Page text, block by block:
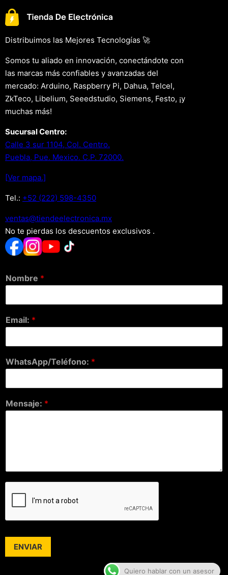
Distribuimos las Mejores Tecnologías 🚀
Somos tu aliado en innovación, conectándote con
las marcas más confiables y avanzadas del
mercado: Arduino, Raspberry Pi, Dahua, Telcel,
ZkTeco, Libelium, Seeedstudio, Siemens, Festo, ¡y
muchas más!
Sucursal Centro:
Calle 3 sur 1104, Col. Centro.
Puebla, Pue. Mexico. C.P. 72000.
[Ver mapa.]
Tel.: +52 (222) 598-4350
xm.acinortceleedneit@satnev
No te pierdas los descuentos exclusivos .
Nombre *
Email: *
WhatsApp/Teléfono: *
Mensaje: *
ENVIAR
Quiero hablar con un asesor